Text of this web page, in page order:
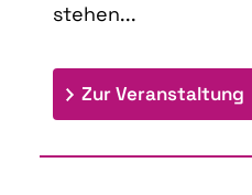
stehen...
Zur Veranstaltung